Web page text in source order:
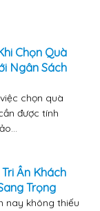
Chọn Quà
Ngân Sách
chọn quà
được tính
Ân Khách
Trọng
nay không thiếu